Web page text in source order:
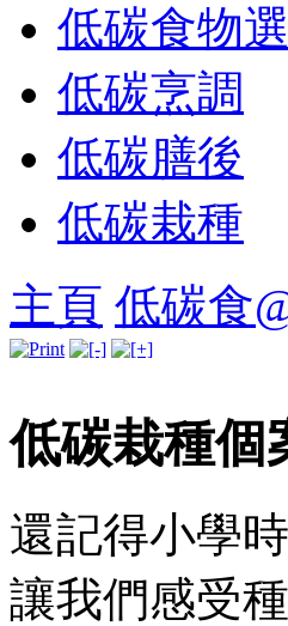
低碳食物
低碳烹調
低碳膳後
低碳栽種
主頁 低碳食
低碳栽種個
還記得小學
讓我們感受